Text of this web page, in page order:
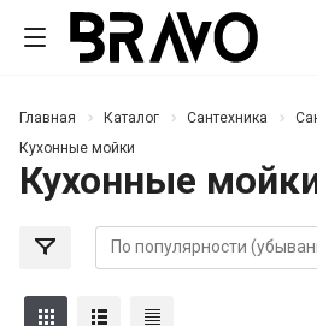
Главная Каталог Сантехника
Кухонные мойки
Кухонные